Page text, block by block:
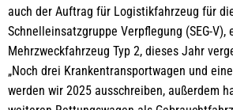
auch der Auftrag für Logistikfahrzeug für
Schnelleinsatzgruppe Verpflegung (SEG-V),
Mehrzweckfahrzeug Typ 2, dieses Jahr
„Noch drei Krankentransportwagen und
werden wir 2025 ausschreiben, außerdem